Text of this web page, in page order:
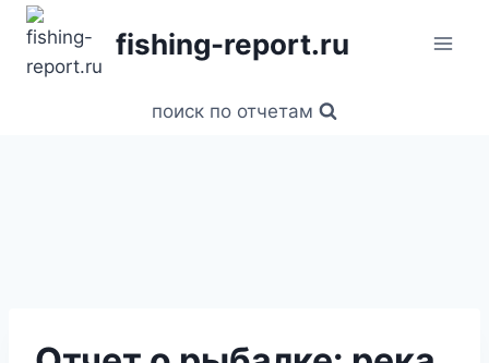
Перейти
содержанию
fishing-report.ru
поиск по отчетам